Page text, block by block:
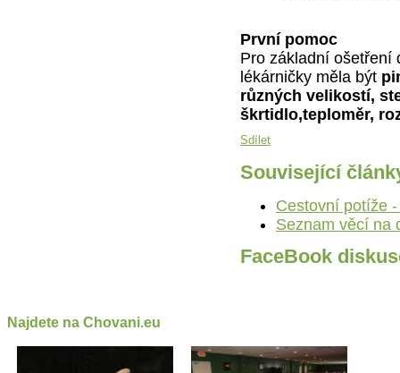
První pomoc
Pro základní ošetření
lékárničky měla být
různých velikostí,
škrtidlo,teploměr,
Sdílet
Související
Cestovní potíže
Seznam věcí na
FaceBook
Najdete na Chovani.eu